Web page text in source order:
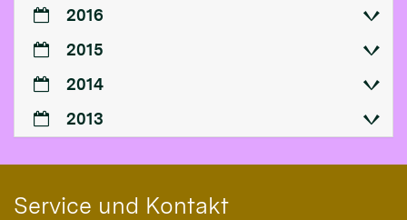
2016
2015
2014
2013
Service und Kontakt